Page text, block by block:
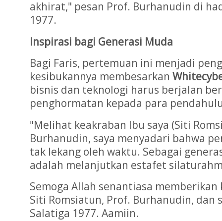
akhirat," pesan Prof. Burhanudin di
1977.
Inspirasi bagi Generasi Muda
Bagi Faris, pertemuan ini menjadi
kesibukannya membesarkan
bisnis dan teknologi harus berjalan
penghormatan kepada para
"Melihat keakraban Ibu saya (Siti
Burhanudin, saya menyadari bahwa
tak lekang oleh waktu. Sebagai
adalah melanjutkan estafet
Semoga Allah senantiasa
Siti Romsiatun, Prof. Burhanudin, dan
Salatiga 1977. Aamiin.